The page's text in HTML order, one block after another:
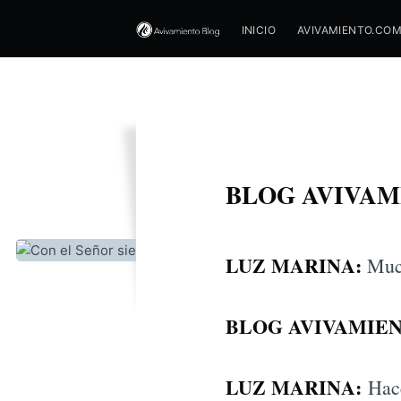
INICIO AVIVAMIENTO.COM
Con el
BLOG
LUZ MARINA:
BLOG
LUZ MARINA: